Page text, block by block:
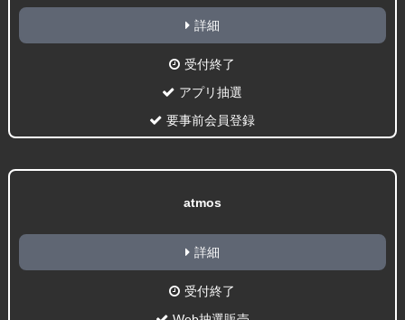
詳細
受付終了
アプリ抽選
要事前会員登録
atmos
詳細
受付終了